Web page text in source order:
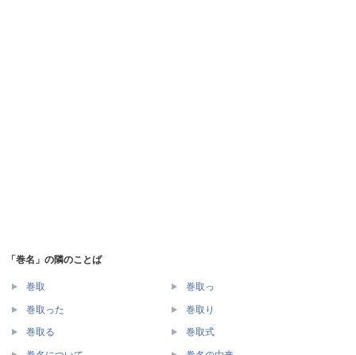
「巻名」の隣のことば
巻取 巻取っ
巻取った 巻取り
巻取る 巻取式